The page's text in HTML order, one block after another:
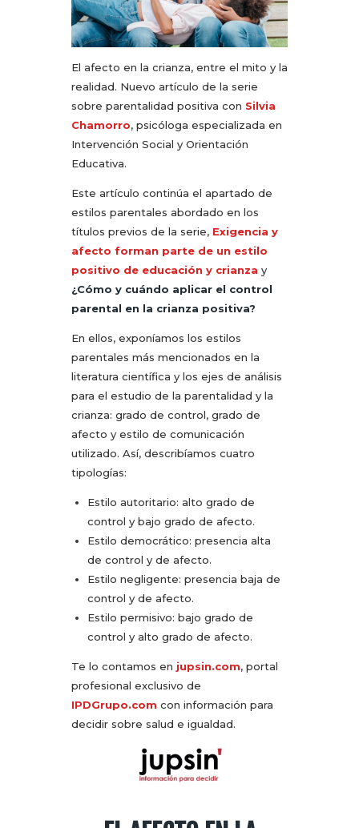
El afecto en la crianza, entre el mito y la
realidad. Nuevo artículo de la serie
sobre parentalidad positiva con Silvia
Chamorro, psicóloga especializada en
Intervención Social y Orientación
Educativa.
Este artículo continúa el apartado de
estilos parentales abordado en los
títulos previos de la serie, Exigencia y
afecto forman parte de un estilo
positivo de educación y crianza y
¿Cómo y cuándo aplicar el control
parental en la crianza positiva?
En ellos, exponíamos los estilos
parentales más mencionados en la
literatura científica y los ejes de análisis
para el estudio de la parentalidad y la
crianza: grado de control, grado de
afecto y estilo de comunicación
utilizado. Así, describíamos cuatro
tipologías:
Estilo autoritario: alto grado de
control y bajo grado de afecto.
Estilo democrático: presencia alta
de control y de afecto.
Estilo negligente: presencia baja de
control y de afecto.
Estilo permisivo: bajo grado de
control y alto grado de afecto.
Te lo contamos en jupsin.com, portal
profesional exclusivo de
IPDGrupo.com con información para
decidir sobre salud e igualdad.